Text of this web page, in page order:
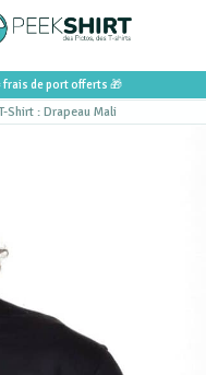
frais de port offerts 🎁
Shirt : Drapeau Mali